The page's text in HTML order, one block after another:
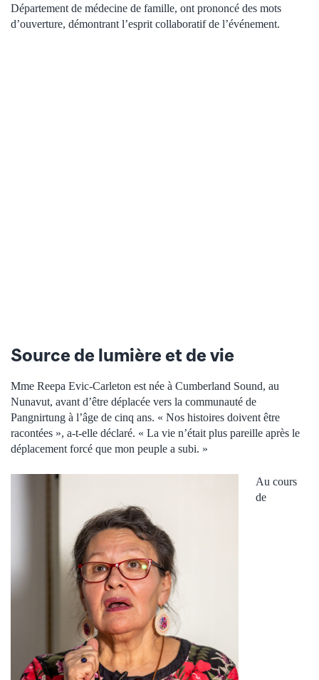
Département de médecine de famille, ont prononcé des mots
d’ouverture, démontrant l’esprit collaboratif de l’événement.
Source de lumière et de vie
Mme Reepa Evic-Carleton est née à Cumberland Sound, au
Nunavut, avant d’être déplacée vers la communauté de
Pangnirtung à l’âge de cinq ans. « Nos histoires doivent être
racontées », a-t-elle déclaré. « La vie n’était plus pareille après le
déplacement forcé que mon peuple a subi. »
Au cours
de